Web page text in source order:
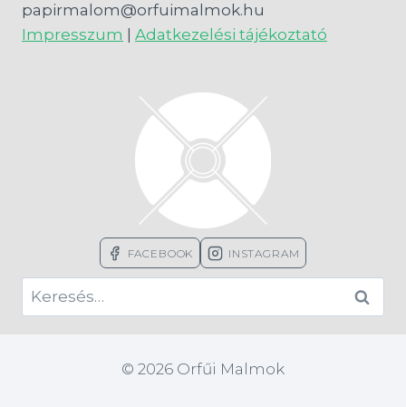
papirmalom@orfuimalmok.hu
Impresszum
Adatkezelési tájékoztató
FACEBOOK INSTAGRAM
Keresés:
© 2026 Orfűi Malmok